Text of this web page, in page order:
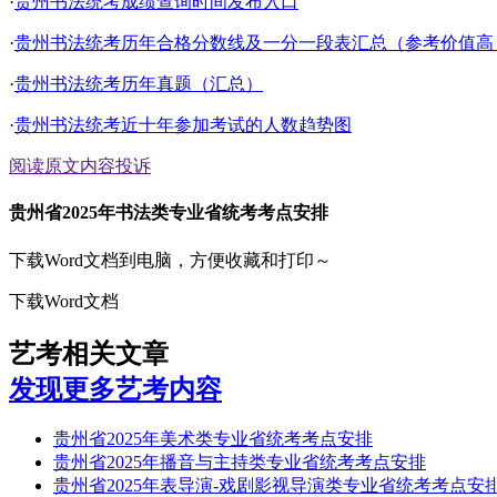
·贵州书法统考历年合格分数线及一分一段表汇总（参考价值
·贵州书法统考历年真题（汇总）
·贵州书法统考近十年参加考试的人数趋势图
阅读原文内容投诉
贵州省2025年书法类专业省统考考点安排
下载Word文档到电脑，方便收藏和打印～
下载Word文档
艺考相关文章
发现更多艺考内容
贵州省2025年美术类专业省统考考点安排
贵州省2025年播音与主持类专业省统考考点安排
贵州省2025年表导演-戏剧影视导演类专业省统考考点安